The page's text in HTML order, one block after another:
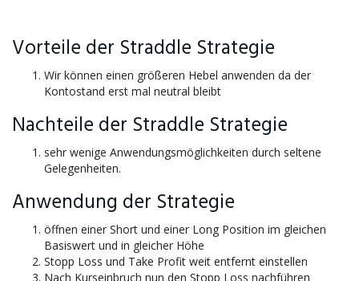
Vorteile der Straddle Strategie
Wir können einen größeren Hebel anwenden da der
Kontostand erst mal neutral bleibt
Nachteile der Straddle Strategie
sehr wenige Anwendungsmöglichkeiten durch seltene
Gelegenheiten.
Anwendung der Strategie
öffnen einer Short und einer Long Position im gleichen
Basiswert und in gleicher Höhe
Stopp Loss und Take Profit weit entfernt einstellen
Nach Kurseinbruch nun den Stopp Loss nachführen